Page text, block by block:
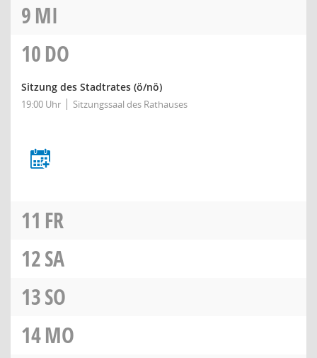
9MI
10DO
Sitzung des Stadtrates (ö/nö)
19:00 Uhr Sitzungssaal des Rathauses
11 FR
12SA
13SO
14MO